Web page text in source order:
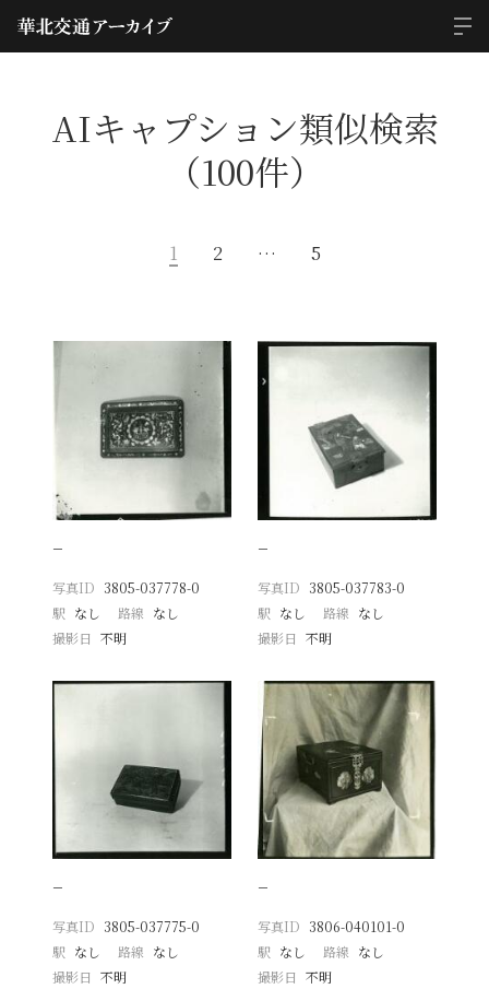
AIキャプション類似検索
（100件）
1 2 … 5
−
写真ID 3805-037778-0
駅 なし 路線 なし
撮影日
不明
−
写真ID 3805-037783-0
駅 なし 路線 なし
撮影日 不明
−
写真ID 3805-037775-0
駅 なし 路線 なし
撮影日
不明
−
写真ID 3806-040101-0
駅 なし 路線 なし
撮影日 不明